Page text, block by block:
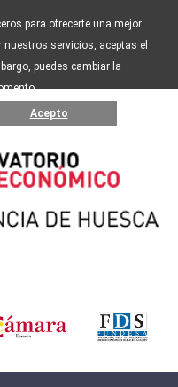
para ofrecerte una mejor
servicios, aceptas el
puedes cambiar la
Acepto